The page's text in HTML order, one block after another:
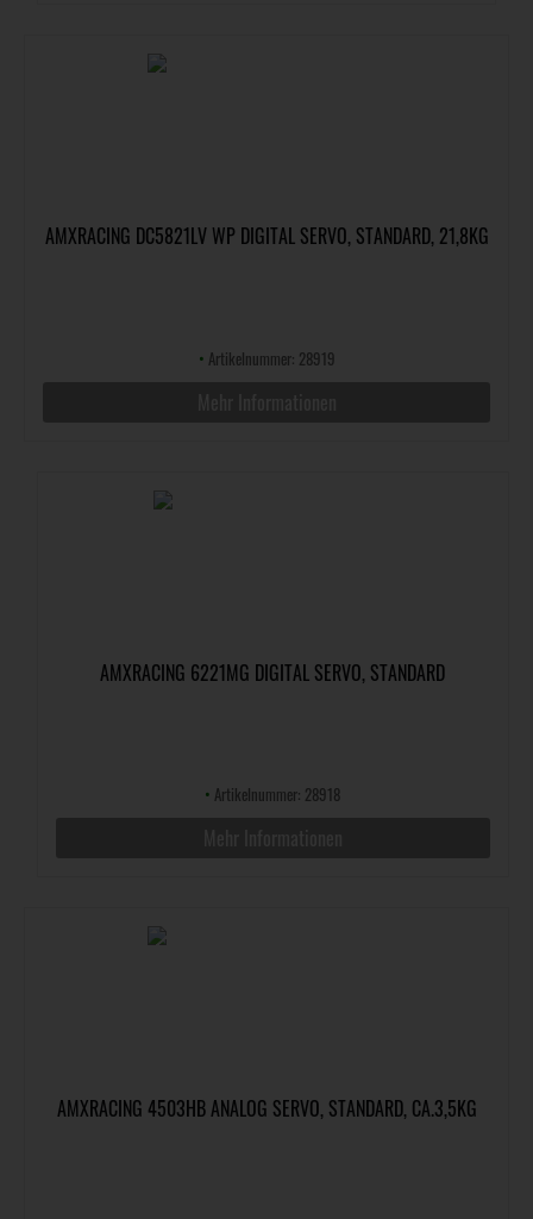
AMXRACING DC5821LV WP DIGITAL SERVO, STANDARD, 21,8KG
• Artikelnummer: 28919
AMXRACING 6221MG DIGITAL SERVO, STANDARD
• Artikelnummer: 28918
AMXRACING 4503HB ANALOG SERVO, STANDARD, CA.3,5KG